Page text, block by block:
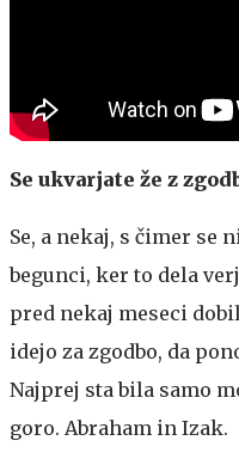
Se ukvarjate že z
Se, a nekaj, s čimer se
begunci, ker to dela
pred nekaj meseci
idejo za zgodbo, da
Najprej sta bila samo
goro. Abraham in Izak.